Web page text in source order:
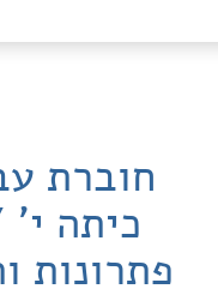
חוברת
כיתה
פתרונות